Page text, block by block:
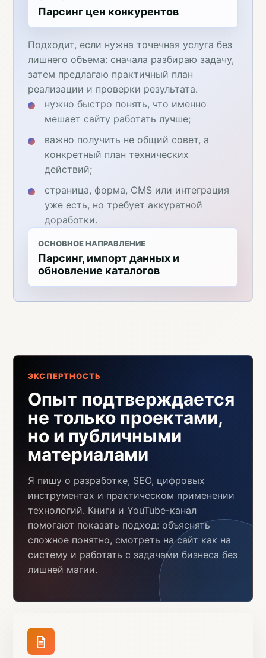
Парсинг цен конкурентов
Подходит, если нужна точечная услуга без
лишнего объема: сначала разбираю задачу,
затем предлагаю практичный план
реализации и проверки результата.
нужно быстро понять, что именно
мешает сайту работать лучше;
важно получить не общий совет, а
конкретный план технических
действий;
страница, форма, CMS или интеграция
уже есть, но требует аккуратной
доработки.
ОСНОВНОЕ НАПРАВЛЕНИЕ
Парсинг, импорт данных и
обновление каталогов
ЭКСПЕРТНОСТЬ
Опыт подтверждается
не только проектами,
но и публичными
материалами
Я пишу о разработке, SEO, цифровых
инструментах и практическом применении
технологий. Книги и YouTube-канал
помогают показать подход: объяснять
сложное понятно, смотреть на сайт как на
систему и работать с задачами бизнеса без
лишней магии.